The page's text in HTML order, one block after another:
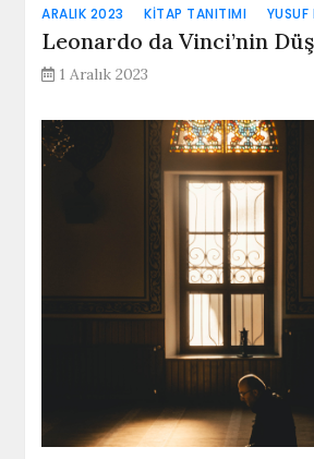
ARALIK 2023 KITAP TANITIMI YUSUF
Leonardo da Vinci’nin
1 Aralık 2023